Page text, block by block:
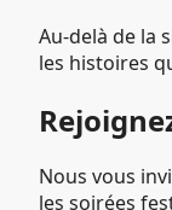
Au-delà de la
les histoires
Nous vous
les soirées